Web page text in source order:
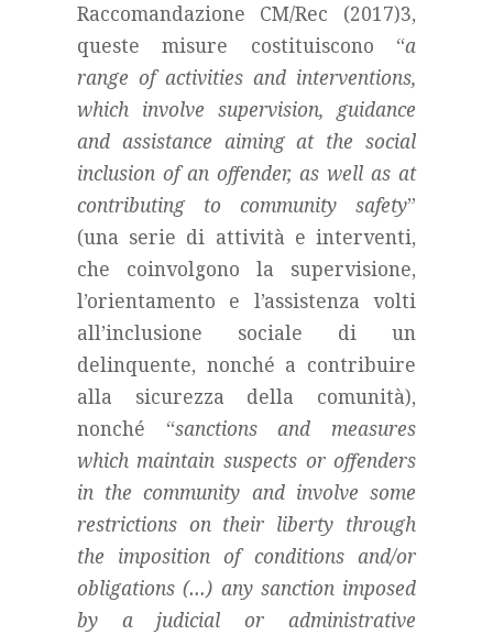
Raccomandazione CM/Rec (2017)3,
queste misure costituiscono “a
range of activities and interventions,
which involve supervision, guidance
and assistance aiming at the social
inclusion of an offender, as well as at
contributing to community safety”
(una serie di attività e interventi,
che coinvolgono la supervisione,
l’orientamento e l’assistenza volti
all’inclusione sociale di un
delinquente, nonché a contribuire
alla sicurezza della comunità),
nonché “sanctions and measures
which maintain suspects or offenders
in the community and involve some
restrictions on their liberty through
the imposition of conditions and/or
obligations(…) any sanction imposed
by a judicial or administrative